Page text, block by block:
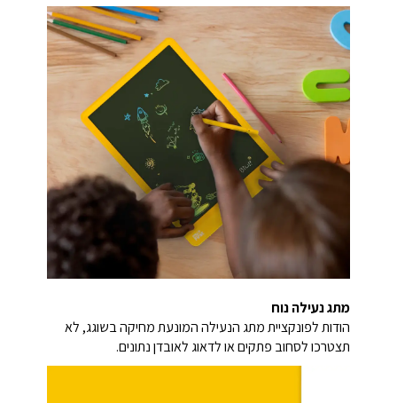
מתג נעילה נוח
הודות לפונקציית מתג הנעילה המונעת מחיקה בשוגג, לא
תצטרכו לסחוב פתקים או לדאוג לאובדן נתונים.